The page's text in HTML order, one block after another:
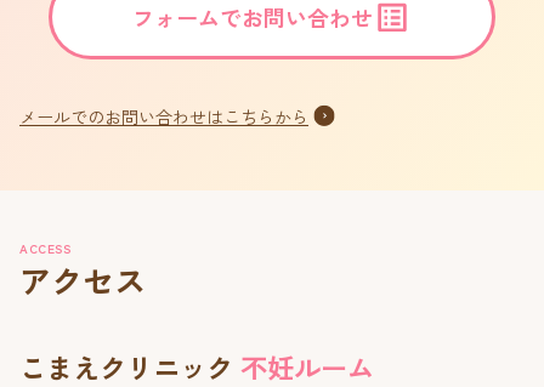
フォームでお問い合わせ
メールでのお問い合わせはこちらから
ACCESS
アクセス
こまえクリニック 不妊ルーム